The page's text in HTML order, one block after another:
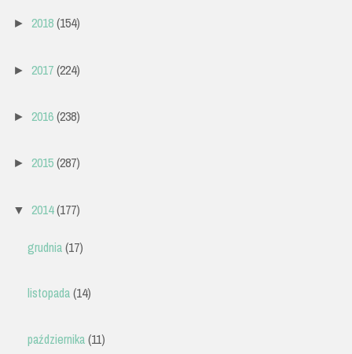
► 2018(154)
► 2017(224)
► 2016(238)
► 2015(287)
▼ 2014(177)
grudnia(17)
listopada(14)
października(11)